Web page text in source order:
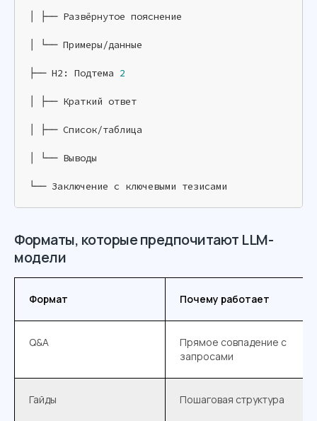
│ ├── Развёрнутое пояснение
│ └── Примеры/данные
├── H2: Подтема 2
│ ├── Краткий ответ
│ ├── Список/таблица
│ └── Выводы
└── Заключение с ключевыми тезисами
Форматы, которые предпочитают LLM-
модели
Формат Почему работает
Q&A
Прямое совпадение с
запросами
Гайды Пошаговая структура